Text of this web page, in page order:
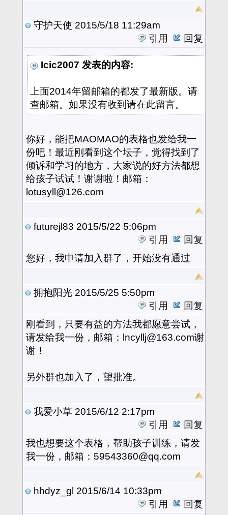
守护天使 2015/5/18 11:29am
引用
回复
Icic2007 发表的内容:
上面2014年留邮箱的都发了最新版。请
查邮箱。如果没有收到请在此留言。
你好，能把MAOMAO的表格也发给我一
份吧！最近刚看到这个坛子，觉得找到了
倾诉和学习的地方，大家说的好方法都想
给孩子试试！谢谢啦！邮箱：
lotusyll@126.com
futurejl83 2015/5/22 5:06pm
引用
回复
您好，我申请加入群了，开始没有通过
拥抱阳光 2015/5/25 5:50pm
引用
回复
刚看到，只要有益的方法我都愿意尝试，
请发给我一份，邮箱：lncyllj@163.com谢
谢！
另外群也加入了，望批准。
我爱小草 2015/6/12 2:17pm
引用
回复
我也想要这个表格，帮助孩子训练，请发
我一份，邮箱：59543360@qq.com
hhdyz_gl 2015/6/14 10:33pm
引用
回复